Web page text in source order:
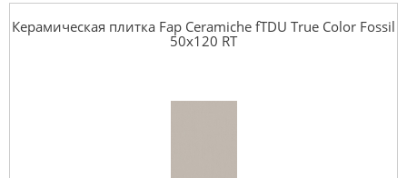
Керамическая плитка Fap Ceramiche fTDU True Color Fossil
50x120 RT